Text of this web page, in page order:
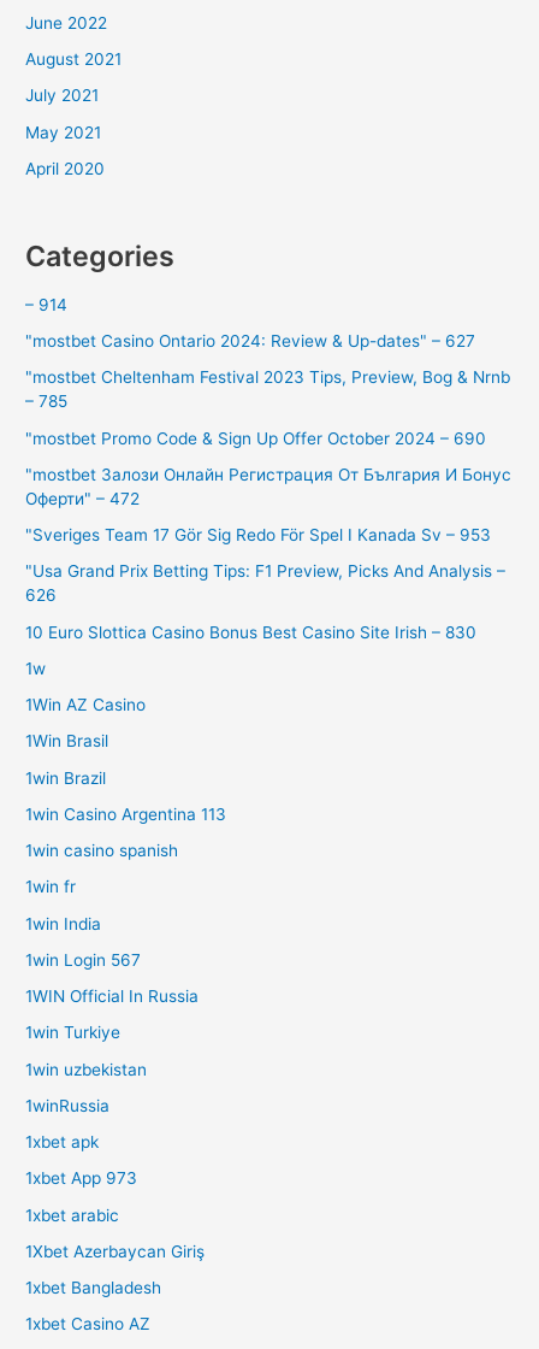
June 2022
August 2021
July 2021
May 2021
April 2020
Categories
– 914
"mostbet Casino Ontario 2024: Review & Up-dates" – 627
"mostbet Cheltenham Festival 2023 Tips, Preview, Bog & Nrnb
– 785
"mostbet Promo Code & Sign Up Offer October 2024 – 690
"mostbet Залози Онлайн Регистрация От България И Бонус
Оферти" – 472
"Sveriges Team 17 Gör Sig Redo För Spel I Kanada Sv – 953
"Usa Grand Prix Betting Tips: F1 Preview, Picks And Analysis –
626
10 Euro Slottica Casino Bonus Best Casino Site Irish – 830
1w
1Win AZ Casino
1Win Brasil
1win Brazil
1win Casino Argentina 113
1win casino spanish
1win fr
1win India
1win Login 567
1WIN Official In Russia
1win Turkiye
1win uzbekistan
1winRussia
1xbet apk
1xbet App 973
1xbet arabic
1Xbet Azerbaycan Giriş
1xbet Bangladesh
1xbet Casino AZ